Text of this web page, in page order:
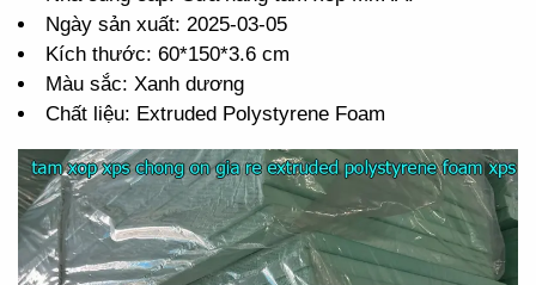
Ngày sản xuất: 2025-03-05
Kích thước: 60*150*3.6 cm
Màu sắc: Xanh dương
Chất liệu: Extruded Polystyrene Foam